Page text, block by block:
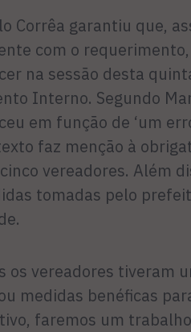
Corrêa garantiu que,
com o
na sessão desta
Interno. Segundo
em função de ‘um
faz menção à
vereadores. Além
tomadas pelo
os vereadores tiveram
medidas benéficas
faremos um